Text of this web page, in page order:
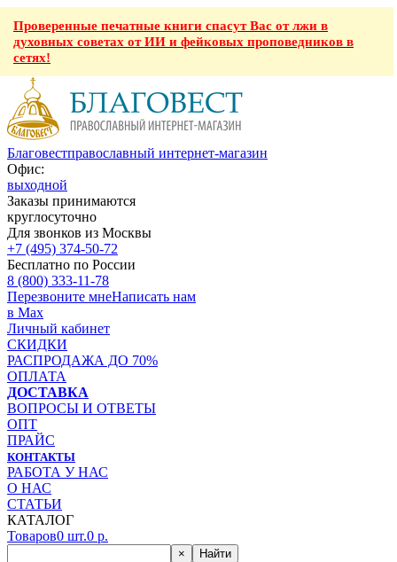
Проверенные печатные книги спасут Вас от лжи в
духовных советах от ИИ и фейковых проповедников в
сетях!
Благовестправославный интернет-магазин
Офис:
выходной
Заказы принимаются
круглосуточно
Для звонков из Москвы
+7 (495) 374-50-72
Бесплатно по России
8 (800) 333-11-78
Перезвоните мнеНаписать нам
в Max
Личный кабинет
СКИДКИ
РАСПРОДАЖА ДО 70%
ОПЛАТА
ДОСТАВКА
ВОПРОСЫ И ОТВЕТЫ
ОПТ
ПРАЙС
КОНТАКТЫ
РАБОТА У НАС
О НАС
СТАТЬИ
КАТАЛОГ
Товаров0 шт.0 р.
× Найти